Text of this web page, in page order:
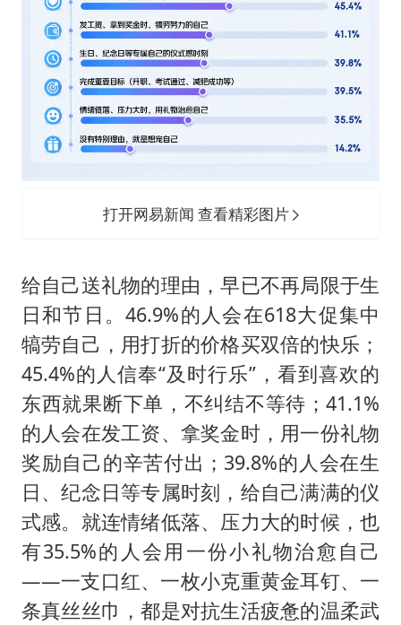
打开网易新闻 查看精彩图片
给自己送礼物的理由，早已不再局限于生
日和节日。46.9%的人会在618大促集中
犒劳自己，用打折的价格买双倍的快乐；
45.4%的人信奉“及时行乐”，看到喜欢的
东西就果断下单，不纠结不等待；41.1%
的人会在发工资、拿奖金时，用一份礼物
奖励自己的辛苦付出；39.8%的人会在生
日、纪念日等专属时刻，给自己满满的仪
式感。就连情绪低落、压力大的时候，也
有35.5%的人会用一份小礼物治愈自己
——一支口红、一枚小克重黄金耳钉、一
条真丝丝巾，都是对抗生活疲惫的温柔武